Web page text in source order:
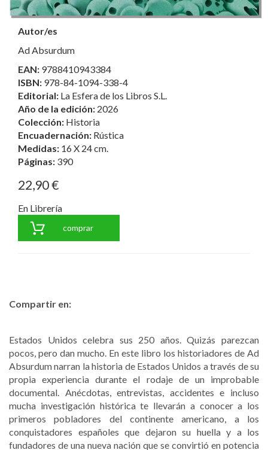
Autor/es
Ad Absurdum
EAN: 9788410943384
ISBN: 978-84-1094-338-4
Editorial: La Esfera de los Libros S.L.
Año de la edición: 2026
Colección: Historia
Encuadernación: Rústica
Medidas: 16 X 24 cm.
Páginas: 390
22,90 €
En Librería
comprar
Compartir en:
Estados Unidos celebra sus 250 años. Quizás parezcan
pocos, pero dan mucho. En este libro los historiadores de Ad
Absurdum narran la historia de Estados Unidos a través de su
propia experiencia durante el rodaje de un improbable
documental. Anécdotas, entrevistas, accidentes e incluso
mucha investigación histórica te llevarán a conocer a los
primeros pobladores del continente americano, a los
conquistadores españoles que dejaron su huella y a los
fundadores de una nueva nación que se convirtió en potencia